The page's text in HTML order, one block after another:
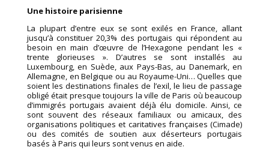
Une histoire parisienne
La plupart d’entre eux se sont exilés en France, allant
jusqu’à constituer 20,3% des portugais qui répondent au
besoin en main d’œuvre de l’Hexagone pendant les «
trente glorieuses ». D’autres se sont installés au
Luxembourg, en Suède, aux Pays-Bas, au Danemark, en
Allemagne, en Belgique ou au Royaume-Uni… Quelles que
soient les destinations finales de l’exil, le lieu de passage
obligé était presque toujours la ville de Paris où beaucoup
d’immigrés portugais avaient déjà élu domicile. Ainsi, ce
sont souvent des réseaux familiaux ou amicaux, des
organisations politiques et caritatives françaises (Cimade)
ou des comités de soutien aux déserteurs portugais
basés à Paris qui leurs sont venus en aide.